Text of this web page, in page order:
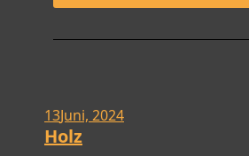
13Juni, 2024
Holz